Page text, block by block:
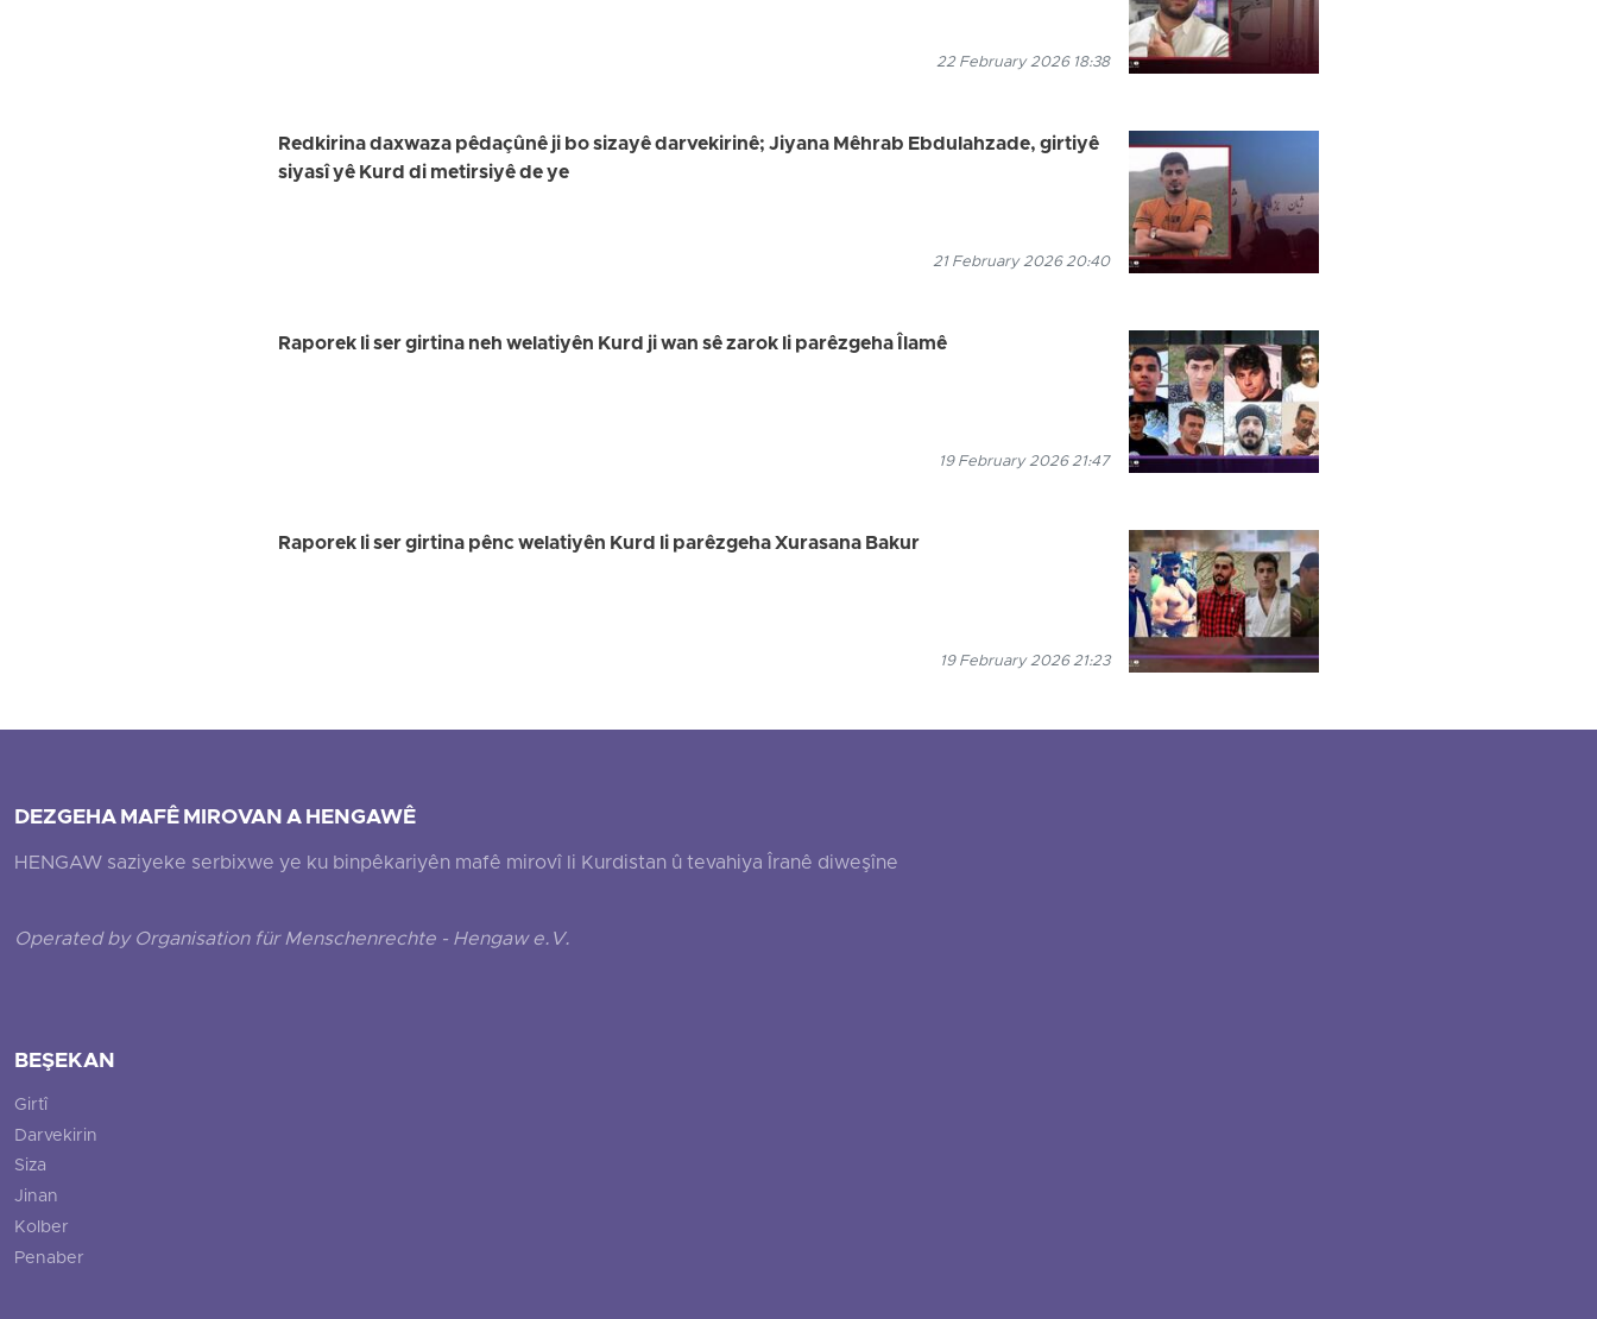
22 February 2026 18:38
Redkirina daxwaza pêdaçûnê ji bo sizayê darvekirinê; Jiyana Mêhrab Ebdulahzade, girtiyê
siyasî yê Kurd di metirsiyê de ye
21 February 2026 20:40
Raporek li ser girtina neh welatiyên Kurd ji wan sê zarok li parêzgeha Îlamê
19 February 2026 21:47
Raporek li ser girtina pênc welatiyên Kurd li parêzgeha Xurasana Bakur
19 February 2026 21:23
DEZGEHA MAFÊ MIROVAN A HENGAWÊ
HENGAW saziyeke serbixwe ye ku binpêkariyên mafê mirovî li Kurdistan û tevahiya Îranê diweşîne
Operated by Organisation für Menschenrechte - Hengaw e.V.
BEŞEKAN
Girtî
Darvekirin
Siza
Jinan
Kolber
Penaber